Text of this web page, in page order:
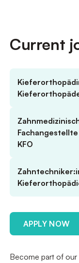
Current
KFO
APPLY NOW
Become part of our